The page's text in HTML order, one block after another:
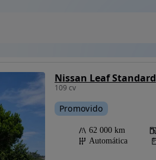
Nissan Leaf Standard
109 cv
Promovido
62 000 km
Automática